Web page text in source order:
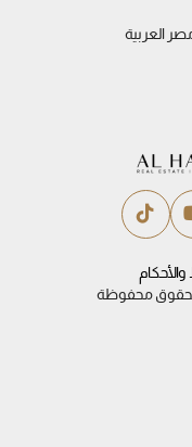
الحقوق محفوظة